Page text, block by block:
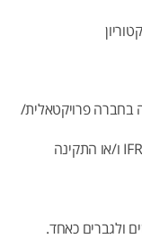
בחברה פרויקטאלית/
ידע מעמיק בתקני חשבונאות ודיווח פיננסי (IFRS ו/או התקינה
ולגברים כאחד.